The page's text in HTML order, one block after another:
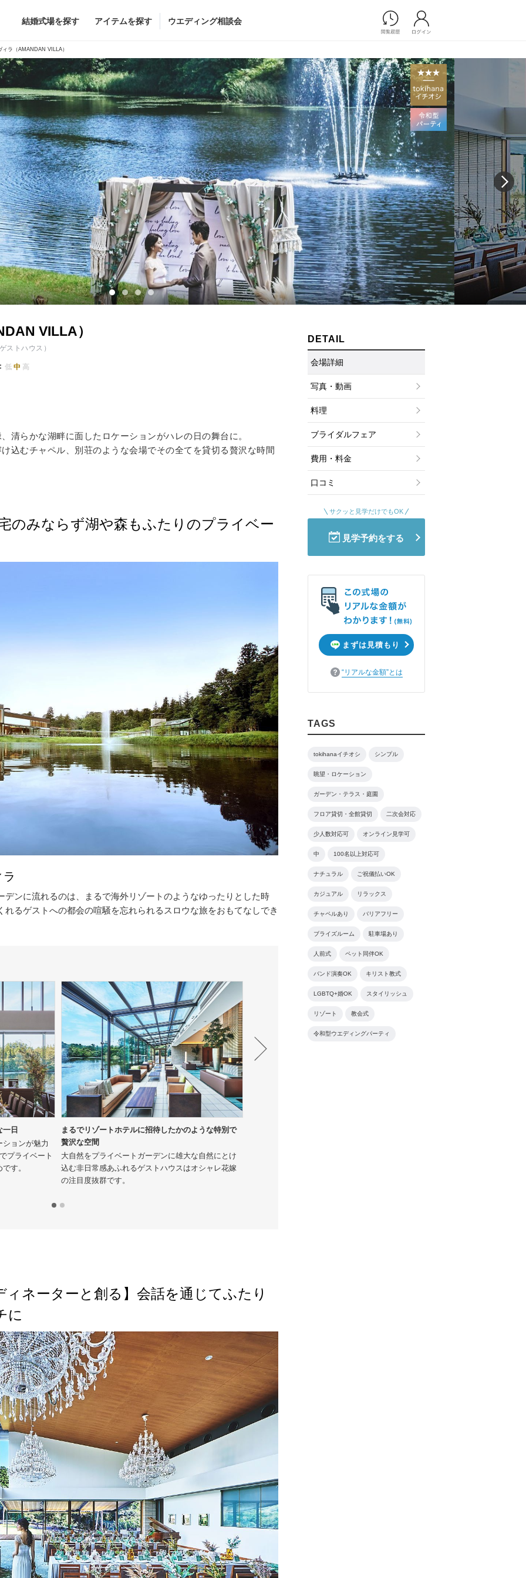
結婚式場を探す アイテムを探す
ドレス
ドレス （メーカー直
（メーカー直送）
ー直送）
ム
プ一覧
ブーケ
会場装花
すべてのアイテム
フラワーショップ一覧
ヘア&メイク
ブライダルエステ
ヘア&メイクショップ一覧
ブライダルエステショップ一覧
フォトウエディング
前撮り/後撮り
家族フォト/ペット撮影
スナップ写真
フォトウエディング/前撮りショ
ップ一覧
スナップ写真ショップ一覧
Movie
演出映像
記録映像
すべてのアイテム
ムービーショップ一覧
ウエディング相談会
ィラ（AMANDAN VILLA）
DETAIL
会場詳細
写真・動画
料理
ブライダルフェア
費用・料金
口コミ
サクッと見学だけでもOK
見学予約をする
まずは見積もり
“リアルな金額”とは
TAGS
tokihanaイチオシ シンプル
眺望・ロケーション
ガーデン・テラス・庭園
フロア貸切・全館貸切 二次会対応
少人数対応可 オンライン見学可
中 100名以上対応可
ナチュラル ご祝儀払いOK
カジュアル リラックス
チャペルあり バリアフリー
ブライズルーム 駐車場あり
人前式 ペット同伴OK
バンド演奏OK キリスト教式
LGBTQ+婚OK スタイリッシュ
リゾート 教会式
令和型ウエディングパーティ
VILLA）
ストハウス）
低 中 高
清らかな湖畔に面したロケーションがハレの日の舞台に。
込むチャペル、別荘のような会場でその全てを貸切る贅沢な時間
のみならず湖や森もふたりのプライベー
ンに流れるのは、まるで海外リゾートのようなゆったりとした時
るゲストへの都会の喧騒を忘れられるスロウな旅をおもてなしでき
一日
ョンが魅力
プライベート
す。
まるでリゾートホテルに招待したかのような特別で
贅沢な空間
大自然をプライベートガーデンに雄大な自然にとけ
込む非日常感あふれるゲストハウスはオシャレ花嫁
の注目度抜群です。
ィネーターと創る】会話を通じてふたり
に